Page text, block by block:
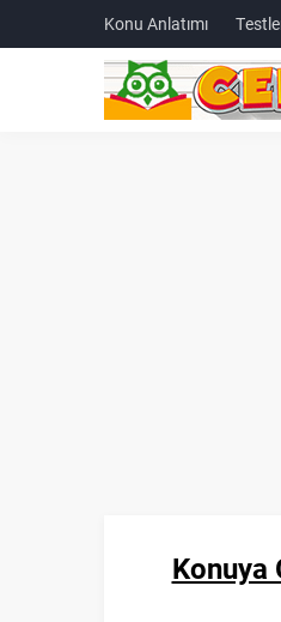
Konu Anlatımı
Konuya